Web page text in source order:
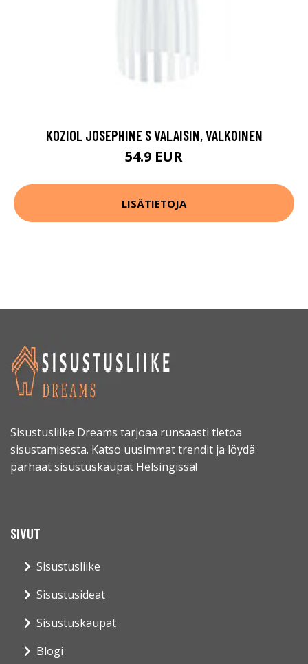
KOZIOL JOSEPHINE S VALAISIN, VALKOINEN
54.9 EUR
LISÄTIETOJA
Sisustusliike Dreams tarjoaa runsaasti tietoa
sisustamisesta. Katso uusimmat trendit ja löydä
parhaat sisustuskaupat Helsingissä!
SIVUT
Sisustusliike
Sisustusideat
Sisustuskaupat
Blogi